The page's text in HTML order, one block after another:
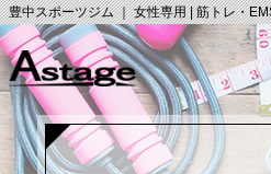
豊中スポーツジム ｜ 女性専用 | 筋トレ・